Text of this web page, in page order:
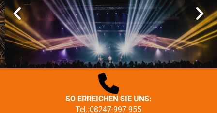
LASER-SHOW
KONTAKTIEREN SIE UNS UNVERBINDLICH

SO ERREICHEN SIE UNS:
Tel.:08247-997 955